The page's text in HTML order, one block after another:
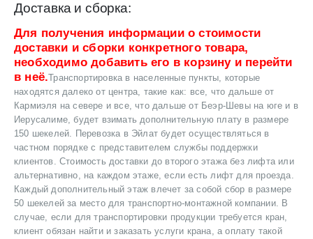
Доставка и сборка:
Для получения информации о стоимости
доставки и сборки конкретного товара,
необходимо добавить его в корзину и перейти
в неё.Транспортировка в населенные пункты, которые
находятся далеко от центра, такие как: все, что дальше от
Кармиэля на севере и все, что дальше от Беэр-Шевы на юге и в
Иерусалиме, будет взимать дополнительную плату в размере
150 шекелей. Перевозка в Эйлат будет осуществляться в
частном порядке с представителем службы поддержки
клиентов. Стоимость доставки до второго этажа без лифта или
альтернативно, на каждом этаже, если есть лифт для проезда.
Каждый дополнительный этаж влечет за собой сбор в размере
50 шекелей за место для транспортно-монтажной компании. В
случае, если для транспортировки продукции требуется кран,
клиент обязан найти и заказать услуги крана, а оплату такой